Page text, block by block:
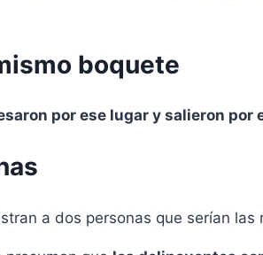
boquete
por ese lugar y salieron por
a dos personas que serían